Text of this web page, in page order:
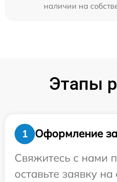
наличии на
Этапы
1
Оформление
Свяжитесь с нами
оставьте заявку на